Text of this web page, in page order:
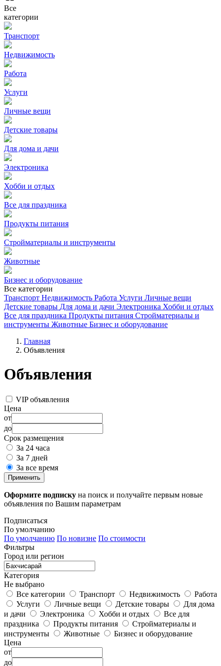
Все
категории
Транспорт
Недвижимость
Работа
Услуги
Личные вещи
Детские товары
Для дома и дачи
Электроника
Хобби и отдых
Все для праздника
Продукты питания
Стройматериалы и инструменты
Животные
Бизнес и оборудование
Все категории
Транспорт Недвижимость Работа Услуги Личные вещи
Детские товары Для дома и дачи Электроника Хобби и отдых
Все для праздника Продукты питания Стройматериалы и
инструменты Животные Бизнес и оборудование
Главная
Объявления
Объявления
VIP объявления
Цена
от
до
Срок размещения
За 24 часа
За 7 дней
За все время
Применить
Оформите подписку на поиск и получайте первым новые
объявления по Вашим параметрам
Подписаться
По умолчанию
По умолчанию По новизне По стоимости
Фильтры
Город или регион
Категория
Не выбрано
Все категории
Транспорт Недвижимость
Работа
Услуги
Личные вещи Детские товары
Для дома
и дачи
Электроника Хобби и отдых
Все для
праздника
Продукты питания
Стройматериалы и
инструменты
Животные
Бизнес и оборудование
Цена
от
до